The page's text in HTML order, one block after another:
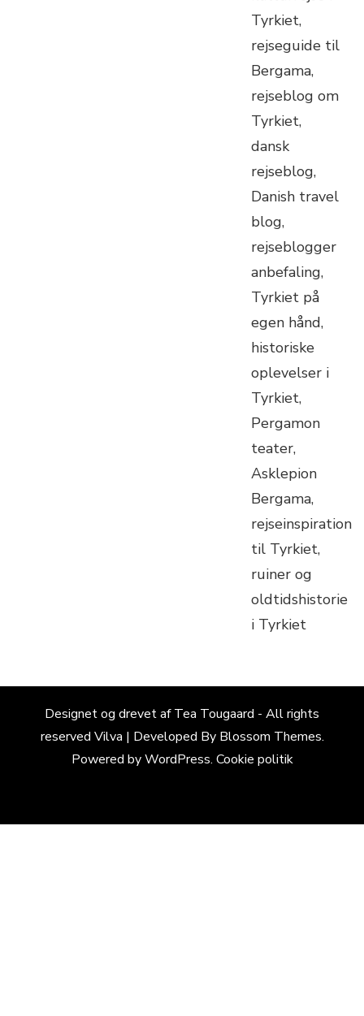
Designet og drevet af Tea Tougaard - All rights
reserved Vilva | Developed By Blossom Themes.
Powered byWordPress. Cookie politik